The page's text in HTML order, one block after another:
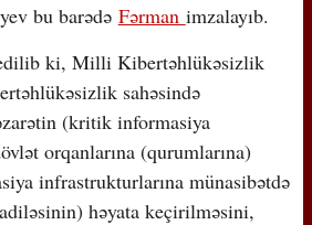
bu barədə Fərman imzalayıb.
ki, Milli Kibertəhlükəsizlik
sahəsində
(kritik informasiya
orqanlarına (qurumlarına)
infrastrukturlarına münasibətdə
həyata keçirilməsini,